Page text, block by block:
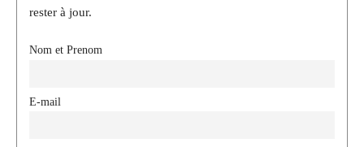
rester à jour.
Nom et Prenom
E-mail